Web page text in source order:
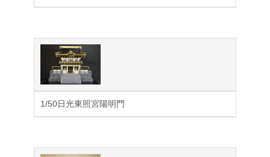
1/50日光東照宮陽明門